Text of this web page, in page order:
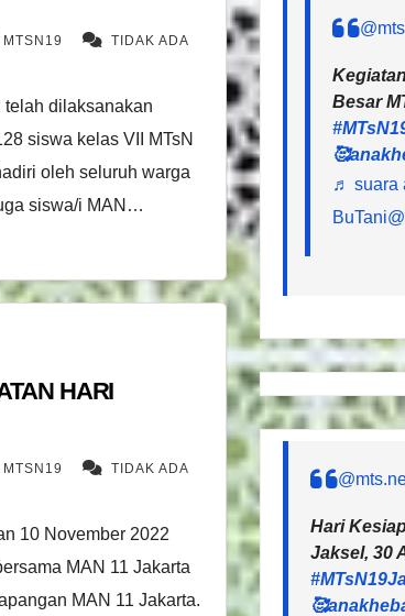
MTSN19 TIDAK ADA
telah dilaksanakan
siswa kelas VII MTsN
oleh seluruh warga
siswa/i MAN…
HARI
MTSN19 TIDAK ADA
10 November 2022
MAN 11 Jakarta
MAN 11 Jakarta.
Besar
♬ suara
Hari
Jaksel, 30